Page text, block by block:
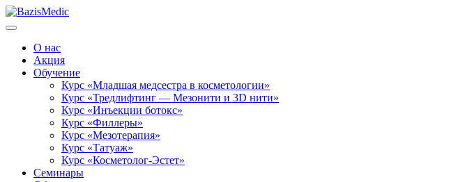
О нас
Акция
Обучение
Курс «Младшая медсестра в косметологии»
Курс «Тредлифтинг — Мезонити и 3D нити»
Курс «Инъекции ботокс»
Курс «Филлеры»
Курс «Мезотерапия»
Курс «Татуаж»
Курс «Косметолог-Эстет»
Семинары